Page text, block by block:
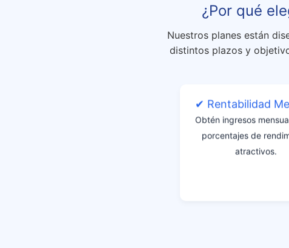
¿Por qué
Nuestros planes están
distintos plazos y
✔ Rentabilidad
Obtén ingresos
porcentajes de
atractivos.